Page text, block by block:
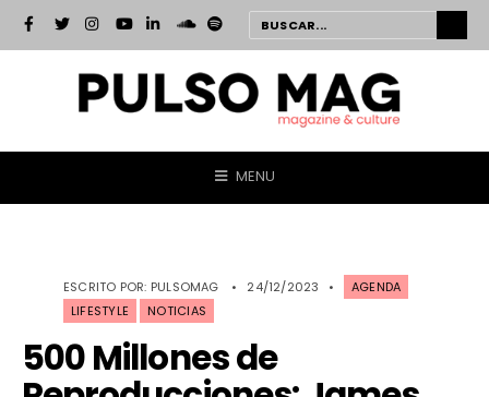
MENU
ESCRITO POR: PULSOMAG • 24/12/2023 •
AGENDA
LIFESTYLE
NOTICIAS
500 Millones de